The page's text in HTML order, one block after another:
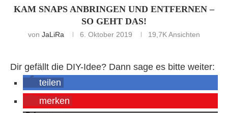
KAM SNAPS ANBRINGEN UND ENTFERNEN –
SO GEHT DAS!
von JaLiRa 6. Oktober 2019 19,7KAnsichten
Dir gefällt die DIY-Idee? Dann sage es bitte weiter:
teilen
merken